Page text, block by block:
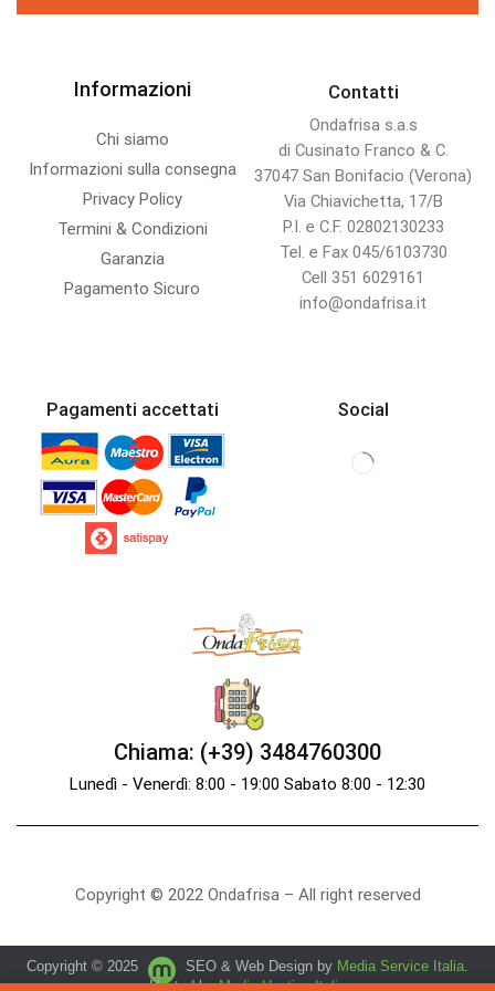
Informazioni
Chi siamo
Informazioni sulla consegna
Privacy Policy
Termini & Condizioni
Garanzia
Pagamento Sicuro
Contatti
Ondafrisa s.a.s
di Cusinato Franco & C.
37047 San Bonifacio (Verona)
Via Chiavichetta, 17/B
P.I. e C.F. 02802130233
Tel. e Fax 045/6103730
Cell 351 6029161
info@ondafrisa.it
Pagamenti accettati Social
Chiama: (+39) 3484760300
Lunedì - Venerdì: 8:00 - 19:00 Sabato 8:00 - 12:30
Copyright © 2022 Ondafrisa – All right reserved
Copyright © 2025 SEO & Web Design by Media Service Italia
Hosted byMedia Hosting Italia